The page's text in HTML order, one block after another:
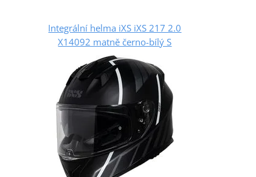
Integrální helma iXS iXS 217 2.0
X14092 matně černo-bílý S